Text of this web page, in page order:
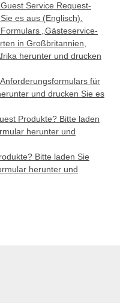
Service Request-
es aus (Englisch).
„Gästeservice-
in Großbritannien,
herunter und drucken
für
und drucken Sie es
Produkte? Bitte laden
herunter und
Bitte laden Sie
herunter und